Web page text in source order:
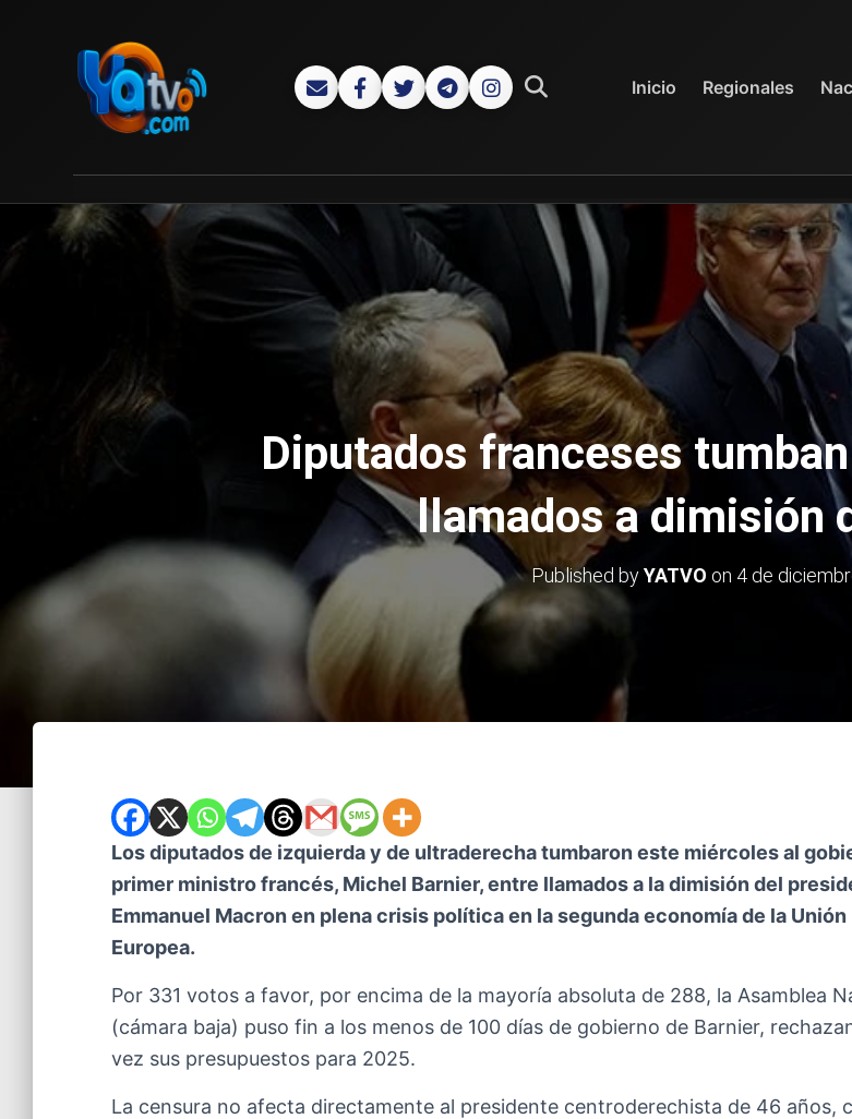
Inicio Regionales
YATVO...
Diputados franceses
llamados a dimisión
Published byYATVO on 4 de
Los diputados de izquierda y de ultraderecha tumbaron este miércoles al
primer ministro francés, Michel Barnier, entre llamados a la dimisión del
Emmanuel Macron en plena crisis política en la segunda economía de la Unión
Europea.
Por 331 votos a favor, por encima de la mayoría absoluta de 288, la Asamblea
(cámara baja) puso fin a los menos de 100 días de gobierno de Barnier,
vez sus presupuestos para 2025.
La censura no afecta directamente al presidente centroderechista de 46 años,